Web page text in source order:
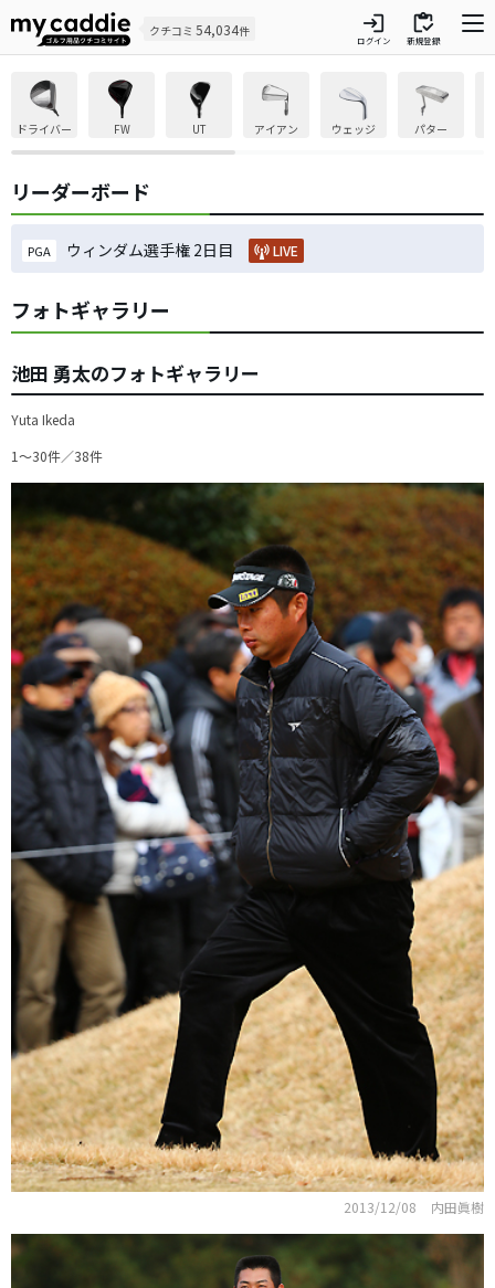
クチコミ 54,034件 login
ログイン
inventory
新規登録
ドライバー FW UT アイアン ウェッジ パター
リーダーボード
PGA ウィンダム選手権 2日目 LIVE
フォトギャラリー
池田 勇太のフォトギャラリー
Yuta Ikeda
1〜30件／38件
2013/12/08 内田眞樹